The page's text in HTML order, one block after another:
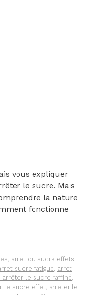
vous expliquer
le sucre. Mais
la nature
fonctionne
arret du sucre effets
sucre fatigue
arret
arrêter le sucre raffiné
le sucre effet arreter le